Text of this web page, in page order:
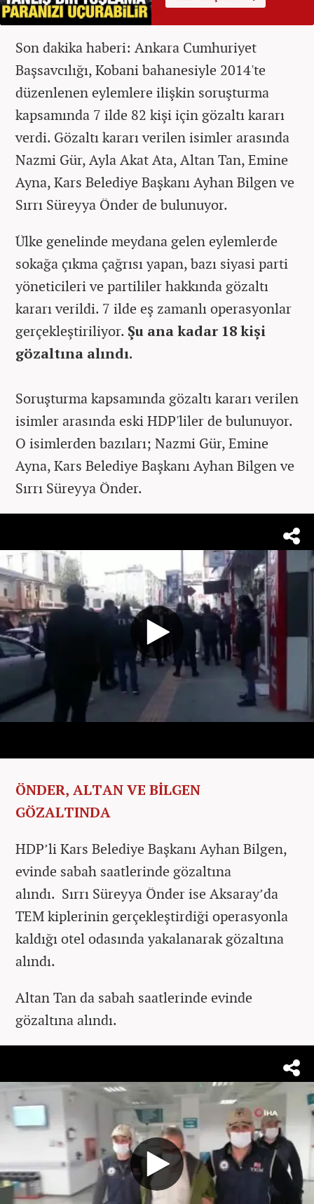
Son dakika haberi: Ankara Cumhuriyet
Başsavcılığı, Kobani bahanesiyle 2014'te
düzenlenen eylemlere ilişkin soruşturma
kapsamında 7 ilde 82 kişi için gözaltı kararı
verdi. Gözaltı kararı verilen isimler arasında
Nazmi Gür, Ayla Akat Ata, Altan Tan, Emine
Ayna, Kars Belediye Başkanı Ayhan Bilgen ve
Sırrı Süreyya Önder de bulunuyor.
Ülke genelinde meydana gelen eylemlerde
sokağa çıkma çağrısı yapan, bazı siyasi parti
yöneticileri ve partililer hakkında gözaltı
kararı verildi. 7 ilde eş zamanlı operasyonlar
gerçekleştiriliyor. Şu ana kadar 18 kişi
gözaltına alındı.
Soruşturma kapsamında gözaltı kararı verilen
isimler arasında eski HDP'liler de bulunuyor.
O isimlerden bazıları; Nazmi Gür, Emine
Ayna, Kars Belediye Başkanı Ayhan Bilgen ve
Sırrı Süreyya Önder.
ÖNDER, ALTAN VE BİLGEN
GÖZALTINDA
HDP’li Kars Belediye Başkanı Ayhan Bilgen,
evinde sabah saatlerinde gözaltına
alındı. Sırrı Süreyya Önder ise Aksaray’da
TEM kiplerinin gerçekleştirdiği operasyonla
kaldığı otel odasında yakalanarak gözaltına
alındı.
Altan Tan da sabah saatlerinde evinde
gözaltına alındı.